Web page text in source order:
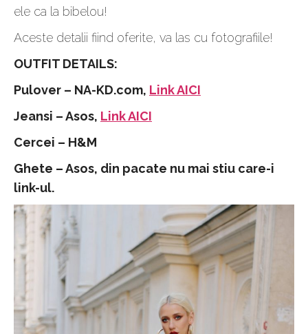
ele ca la bibelou!
Aceste detalii fiind oferite, va las cu fotografiile!
OUTFIT DETAILS:
Pulover – NA-KD.com, Link AICI
Jeansi – Asos, Link AICI
Cercei – H&M
Ghete – Asos, din pacate nu mai stiu care-i
link-ul.